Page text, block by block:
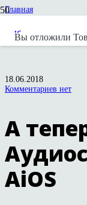
Вы отложили
Главная
Cary Audio
А теперь все вместе!
18.06.2018
Комментариев нет
А
AiOS